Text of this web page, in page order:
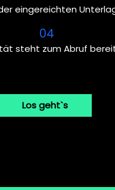
eingereichten
04
steht zum Abruf
Los geht`s